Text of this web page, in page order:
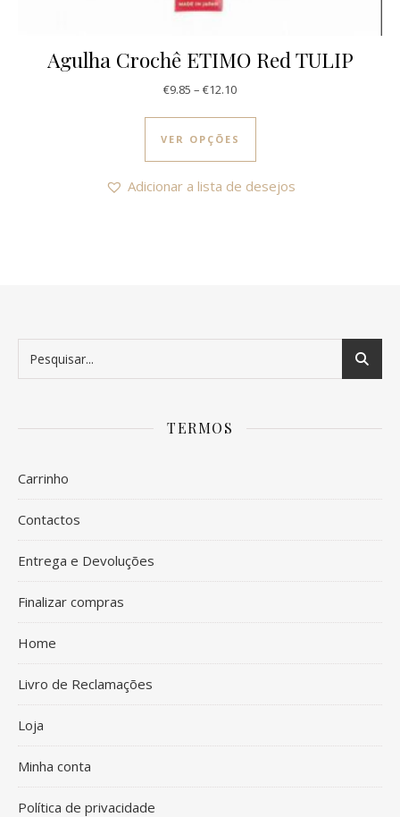
Agulha Crochê ETIMO Red TULIP
€9.85 – €12.10Price range: €9.85 through
VER OPÇÕES
This product has
Adicionar a lista de desejos
TERMOS
Carrinho
Contactos
Entrega e Devoluções
Finalizar compras
Home
Livro de Reclamações
Loja
Minha conta
Política de privacidade